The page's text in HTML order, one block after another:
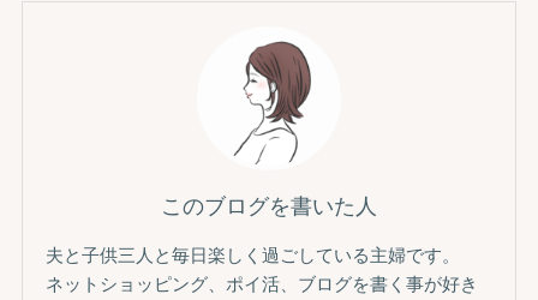
このブログを書いた人
夫と子供三人と毎日楽しく過ごしている主婦です。
ネットショッピング、ポイ活、ブログを書く事が好き